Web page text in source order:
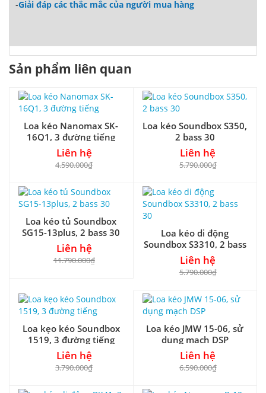
-Giải đáp các thắc mắc của người mua hàng
Sản phẩm liên quan
Loa kéo Nanomax SK-
16Q1, 3 đường tiếng
Liên hệ
4.590.000₫
Loa kéo Soundbox S350,
2 bass 30
Liên hệ
5.790.000₫
Loa kéo tủ Soundbox
SG15-13plus, 2 bass 30
Liên hệ
11.790.000₫
Loa kéo di động
Soundbox S3310, 2 bass
30
Liên hệ
5.790.000₫
Loa kẹo kéo Soundbox
1519, 3 đường tiếng
Liên hệ
3.790.000₫
Loa kéo JMW 15-06, sử
dụng mạch DSP
Liên hệ
6.590.000₫